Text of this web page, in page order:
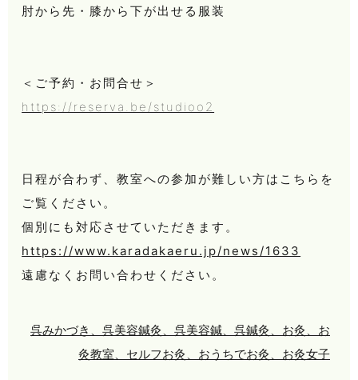
肘から先・膝から下が出せる服装
＜ご予約・お問合せ＞
https://reserva.be/studioo2
日程が合わず、教室への参加が難しい方はこちらを
ご覧ください。
個別にも対応させていただきます。
https://www.karadakaeru.jp/news/1633
遠慮なくお問い合わせください。
呉みかづき、呉美容鍼灸、呉美容鍼、呉鍼灸、お灸、お
灸教室、セルフお灸、おうちでお灸、お灸女子